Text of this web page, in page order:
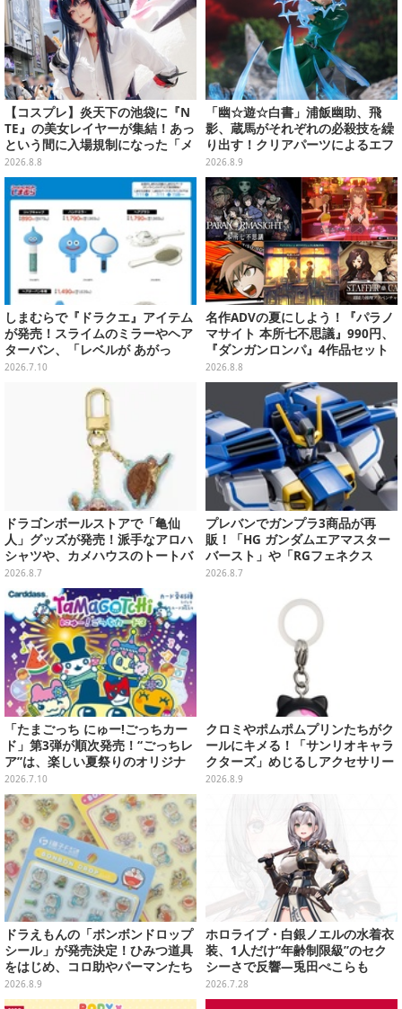
【コスプレ】炎天下の池袋に『N
TE』の美女レイヤーが集結！あっ
という間に入場規制になった「メ
ェメェ村の大冒険」をレポート
【写真28枚】
2026.8.8
「幽☆遊☆白書」浦飯幽助、飛
影、蔵馬がそれぞれの必殺技を繰
り出す！クリアパーツによるエフ
ェクト演出で迫力満載
2026.8.9
しまむらで『ドラクエ』アイテム
が発売！スライムのミラーやヘア
ターバン、「レベルが あがっ
た！」アクセサリーなど
2026.7.10
名作ADVの夏にしよう！『パラノ
マサイト 本所七不思議』990円、
『ダンガンロンパ』4作品セット
で3,060円、“お紳士”な恋愛ADV
は1,192円！【eショップのお薦め
2026.8.8
ドラゴンボールストアで「亀仙
人」グッズが発売！派手なアロハ
シャツや、カメハウスのトートバ
ッグなど夏らしいアイテムがズラ
リ
2026.8.7
プレバンでガンプラ3商品が再
販！「HG ガンダムエアマスター
バースト」や「RGフェネクス
（ナラティブVer.）」も
2026.8.7
「たまごっち にゅー!ごっちカー
ド」第3弾が順次発売！“ごっちレ
ア”は、楽しい夏祭りのオリジナ
ルアートに
2026.7.10
クロミやポムポムプリンたちがク
ールにキメる！「サンリオキャラ
クターズ」めじるしアクセサリー
がガシャポン展開
2026.8.9
ドラえもんの「ボンボンドロップ
シール」が発売決定！ひみつ道具
をはじめ、コロ助やパーマンたち
「藤子・F・不二雄」キャラも収
録の全2種類
2026.8.9
ホロライブ・白銀ノエルの水着衣
装、1人だけ“年齢制限級”のセク
シーさで反響―兎田ぺこらも
「こ、こんなことが許されていい
のか？」と興奮隠せず
2026.7.28